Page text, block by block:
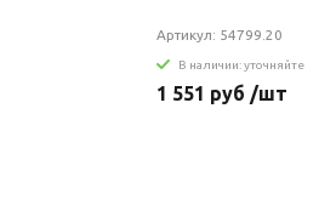
Артикул: 54799.20
В наличии: уточняйте
1 551 руб /шт